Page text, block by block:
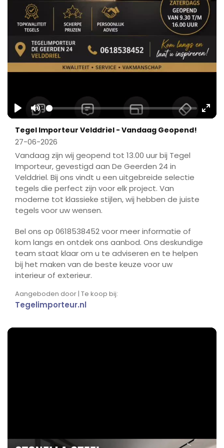
Play Mute
Tegel Importeur Velddriel - Vandaag Geopend!
27-06-2026
Vandaag zijn wij geopend tot 13.00 uur bij Tegel
Importeur, gevestigd aan De Geerden 24 in
Velddriel. Bij ons vindt u een uitgebreide selectie
tegels die perfect zijn voor elk project. Van
moderne tot klassieke stijlen, wij hebben de juiste
tegels voor uw wensen.
Bel ons op 0618538452 voor meer informatie of
kom langs en ontdek ons aanbod. Ons deskundige
team staat klaar om u te adviseren en te helpen
bij het maken van de beste keuze voor uw
interieur of exterieur.
Aangeboden door | Te koop bij:
Tegelimporteur.nl